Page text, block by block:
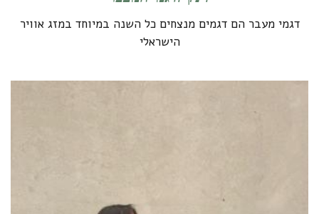
דגמי מעבר הם דגמים מנצחים כל השנה במיוחד במזג אוויר
הישראלי